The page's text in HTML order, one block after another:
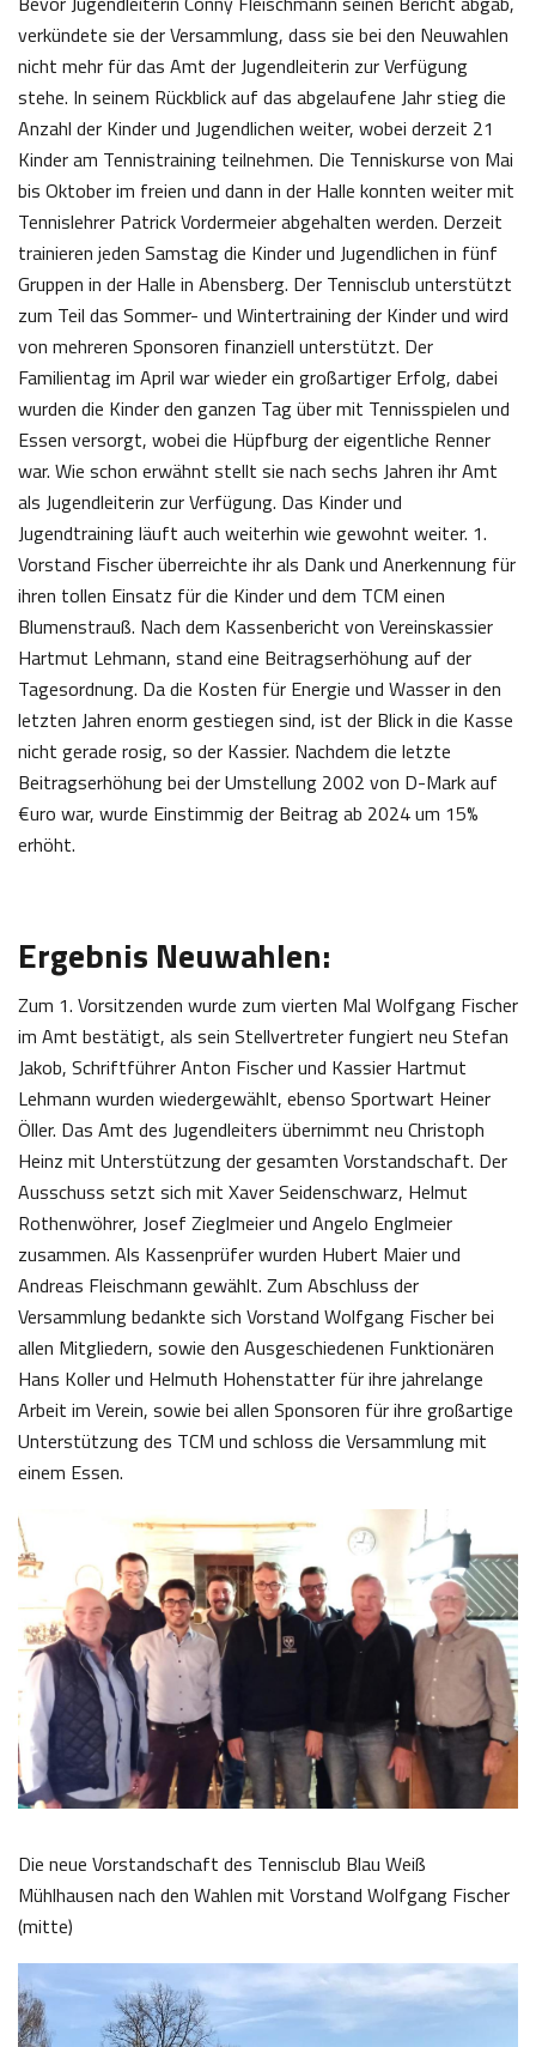
verkündete sie der Versammlung, dass sie bei den Neuwahlen
nicht mehr für das Amt der Jugendleiterin zur Verfügung
stehe. In seinem Rückblick auf das abgelaufene Jahr stieg die
Anzahl der Kinder und Jugendlichen weiter, wobei derzeit 21
Kinder am Tennistraining teilnehmen. Die Tenniskurse von Mai
bis Oktober im freien und dann in der Halle konnten weiter mit
Tennislehrer Patrick Vordermeier abgehalten werden. Derzeit
trainieren jeden Samstag die Kinder und Jugendlichen in fünf
Gruppen in der Halle in Abensberg. Der Tennisclub unterstützt
zum Teil das Sommer- und Wintertraining der Kinder und wird
von mehreren Sponsoren finanziell unterstützt. Der
Familientag im April war wieder ein großartiger Erfolg, dabei
wurden die Kinder den ganzen Tag über mit Tennisspielen und
Essen versorgt, wobei die Hüpfburg der eigentliche Renner
war. Wie schon erwähnt stellt sie nach sechs Jahren ihr Amt
als Jugendleiterin zur Verfügung. Das Kinder und
Jugendtraining läuft auch weiterhin wie gewohnt weiter. 1.
Vorstand Fischer überreichte ihr als Dank und Anerkennung für
ihren tollen Einsatz für die Kinder und dem TCM einen
Blumenstrauß. Nach dem Kassenbericht von Vereinskassier
Hartmut Lehmann, stand eine Beitragserhöhung auf der
Tagesordnung. Da die Kosten für Energie und Wasser in den
letzten Jahren enorm gestiegen sind, ist der Blick in die Kasse
nicht gerade rosig, so der Kassier. Nachdem die letzte
Beitragserhöhung bei der Umstellung 2002 von D-Mark auf
€uro war, wurde Einstimmig der Beitrag ab 2024 um 15%
erhöht.
Ergebnis Neuwahlen:
Zum 1. Vorsitzenden wurde zum vierten Mal Wolfgang Fischer
im Amt bestätigt, als sein Stellvertreter fungiert neu Stefan
Jakob, Schriftführer Anton Fischer und Kassier Hartmut
Lehmann wurden wiedergewählt, ebenso Sportwart Heiner
Öller. Das Amt des Jugendleiters übernimmt neu Christoph
Heinz mit Unterstützung der gesamten Vorstandschaft. Der
Ausschuss setzt sich mit Xaver Seidenschwarz, Helmut
Rothenwöhrer, Josef Zieglmeier und Angelo Englmeier
zusammen. Als Kassenprüfer wurden Hubert Maier und
Andreas Fleischmann gewählt. Zum Abschluss der
Versammlung bedankte sich Vorstand Wolfgang Fischer bei
allen Mitgliedern, sowie den Ausgeschiedenen Funktionären
Hans Koller und Helmuth Hohenstatter für ihre jahrelange
Arbeit im Verein, sowie bei allen Sponsoren für ihre großartige
Unterstützung des TCM und schloss die Versammlung mit
einem Essen.
Die neue Vorstandschaft des Tennisclub Blau Weiß
Mühlhausen nach den Wahlen mit Vorstand Wolfgang Fischer
(mitte)